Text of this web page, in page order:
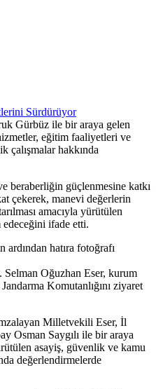
Gürbüz ile bir araya gelen
eğitim faaliyetleri ve
çalışmalar hakkında
beraberliğin güçlenmesine katkı
çekerek, manevi değerlerin
amacıyla yürütülen
edeceğini ifade etti.
ardından hatıra fotoğrafı
Oğuzhan Eser, kurum
Komutanlığını ziyaret
Milletvekili Eser, İl
Osman Saygılı ile bir araya
asayiş, güvenlik ve kamu
değerlendirmelerde